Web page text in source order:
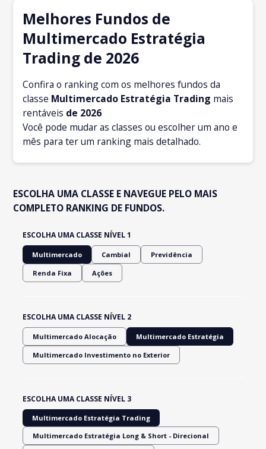
Melhores Fundos de
Multimercado Estratégia
Trading de 2026
Confira o ranking com os melhores fundos da
classe Multimercado Estratégia Trading mais
rentáveis de 2026
Você pode mudar as classes ou escolher um ano e
mês para ter um ranking mais detalhado.
ESCOLHA UMA CLASSE E NAVEGUE PELO MAIS
COMPLETO RANKING DE FUNDOS.
ESCOLHA UMA CLASSE NÍVEL 1
Multimercado Cambial Previdência
Renda Fixa Ações
ESCOLHA UMA CLASSE NÍVEL 2
Multimercado Alocação Multimercado Estratégia
Multimercado Investimento no Exterior
ESCOLHA UMA CLASSE NÍVEL 3
Multimercado Estratégia Trading
Multimercado Estratégia Long & Short - Direcional